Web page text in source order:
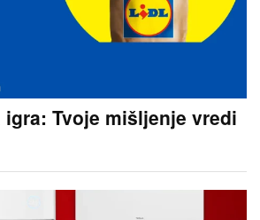
Tvoje mišljenje vredi